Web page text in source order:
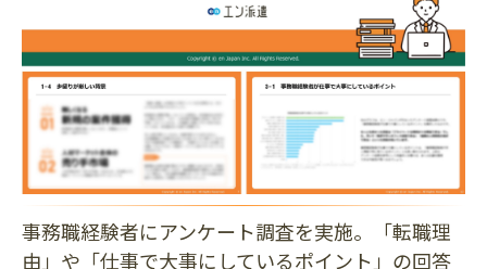
事務職経験者にアンケート調査を実施。「転職理
由」や「仕事で大事にしているポイント」の回答